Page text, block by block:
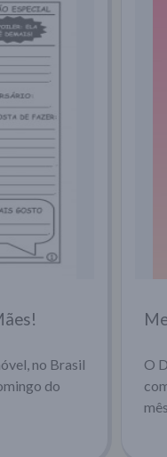
no Brasil
do
O